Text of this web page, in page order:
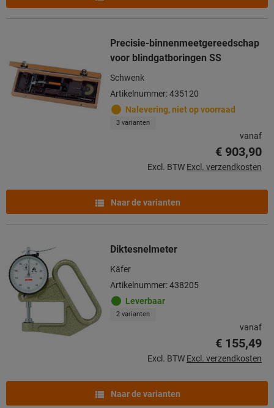
Precisie-binnenmeetgereedschap
voor blindgatboringen SS
Schwenk
Artikelnummer: 435120
Nalevering, niet op voorraad
3 varianten
vanaf
€ 903,90
Excl. BTW Excl. verzendkosten
Naar de varianten
Diktesnelmeter
Käfer
Artikelnummer: 438205
Leverbaar
2 varianten
vanaf
€ 155,49
Excl. BTW Excl. verzendkosten
Naar de varianten